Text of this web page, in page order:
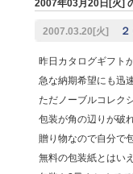
2007年03月20日[火]
2007.03.20[火]
昨日カタログギフト
急な納期希望にも迅
ただノーブルコレク
包装が角の辺りが破
贈り物なので自分で
無料の包装紙とはい